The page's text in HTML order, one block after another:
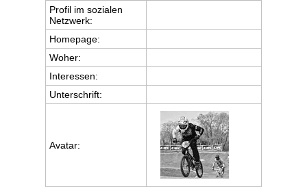
Profil im sozialen
Netzwerk:
Homepage:
Woher:
Interessen:
Unterschrift:
Avatar: